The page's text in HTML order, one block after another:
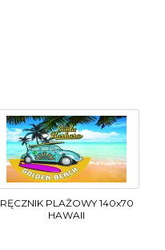
RĘCZNIK PLAŻOWY 140x70
HAWAII